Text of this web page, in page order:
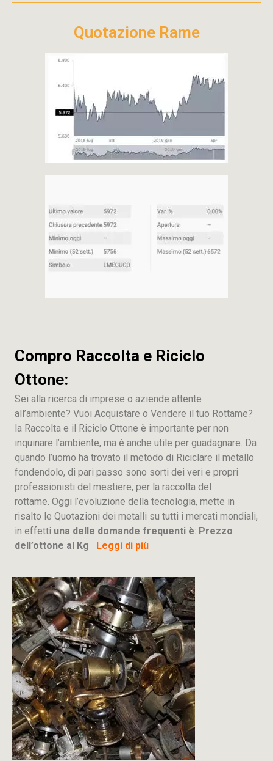
Quotazione Rame
Compro Raccolta e Riciclo
Ottone:
Sei alla ricerca di imprese o aziende attente
all’ambiente? Vuoi Acquistare o Vendere il tuo Rottame?
la Raccolta e il Riciclo Ottone è importante per non
inquinare l’ambiente, ma è anche utile per guadagnare. Da
quando l’uomo ha trovato il metodo di Riciclare il metallo
fondendolo, di pari passo sono sorti dei veri e propri
professionisti del mestiere, per la raccolta del
rottame. Oggi l’evoluzione della tecnologia, mette in
risalto le Quotazioni dei metalli su tutti i mercati mondiali,
in effetti una delle domande frequenti è: Prezzo
dell’ottone al Kg Leggi di più